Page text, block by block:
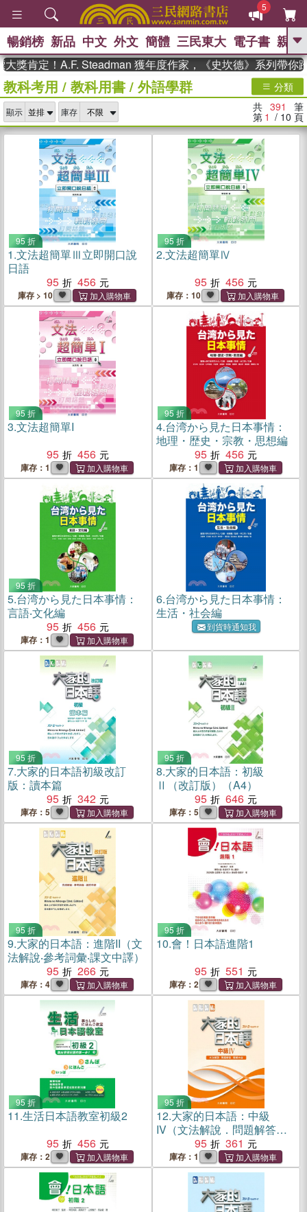
5
GO
熱搜： 東野圭吾 高希均教授回憶錄
、 The Odyssey 、 父親節 、 花開錦
、 台灣的
李登輝時代 、 數學女孩：黎曼猜想
偉大的迷走神經 、 如果歷史是一
臺灣漫遊錄
暢銷榜 新品 中文 外文 簡體 三民東大 電子書 親子
定！A.F. Steadman 獲年度作家，《史坎德》系列帶你踏上熱
教科考用 / 教科用書/ 外語學群 分類
顯示 庫存 共 391 筆
第 1 / 10 頁
95 折
1.文法超簡單Ⅲ立即開口說
日語
95
456
庫存 > 10
95 折
2.文法超簡單Ⅳ
95
456
庫存：10
95 折
3.文法超簡單I
95
456
庫存：1
95 折
4.台湾から見た日本事情：
地理・歴史・宗教・思想編
95
456
庫存：1
95 折
5.台湾から見た日本事情：
言語‧文化編
95
456
庫存：1
6.台湾から見た日本事情：
生活・社会編
到貨時通知我
95 折
7.大家的日本語初級改訂
版：讀本篇
95
342
庫存：5
95 折
8.大家的日本語：初級
Ⅱ（改訂版）（A4）
95
646
庫存：5
95 折
9.大家的日本語：進階II（文
法解說‧參考詞彙‧課文中譯）
95
266
庫存：4
95 折
10.會！日本語進階1
95
551
庫存：2
95 折
11.生活日本語教室初級2
95
456
庫存：2
95 折
12.大家的日本語：中級
IV（文法解說．問題解答．
聽解內容）
95 361
庫存：1